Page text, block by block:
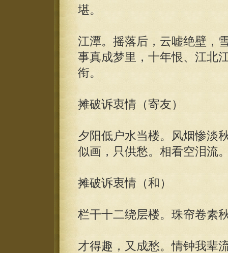
堪。
江潭。摇落后，云嘘绝壁，
事真成梦里，十年恨、江北
衔。
摊破诉衷情（寄友）
夕阳低户水当楼。风烟惨淡
似画，只供愁。相看空泪流
摊破诉衷情（和）
栏干十二绕层楼。珠帘卷素
才得趣，又成愁。情钟我辈